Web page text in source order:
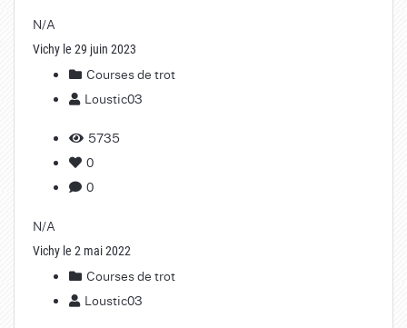
N/A
Vichy le 29 juin 2023
Courses de trot
Loustic03
5735
0
0
N/A
Vichy le 2 mai 2022
Courses de trot
Loustic03